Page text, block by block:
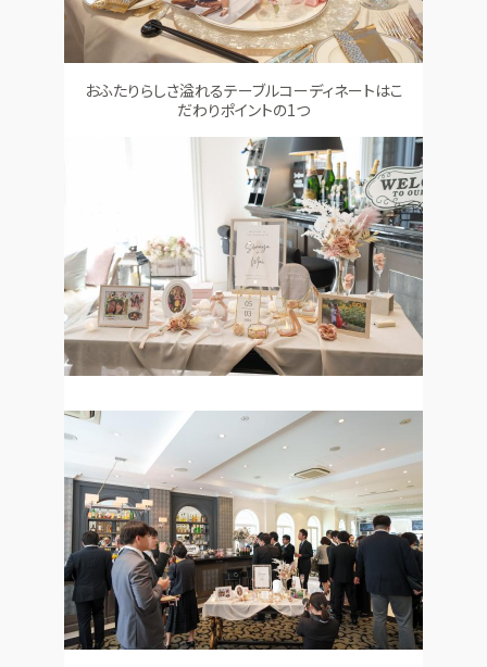
おふたりらしさ溢れるテーブルコーディネートはこ
だわりポイントの1つ